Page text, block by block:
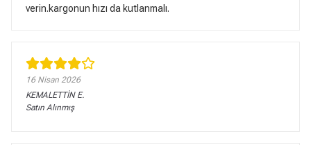
verin.kargonun hızı da kutlanmalı.
16 Nisan 2026
KEMALETTİN E.
Satın Alınmış